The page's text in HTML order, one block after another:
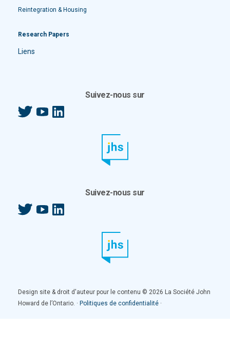
Reintegration & Housing
Research Papers
Liens
Suivez-nous sur
TwitterYouTubeLinkedIn
Suivez-nous sur
TwitterYouTubeLinkedIn
Design site & droit d'auteur pour le contenu © 2026 La Société John
Howard de l’Ontario. · Politiques de confidentialité ·